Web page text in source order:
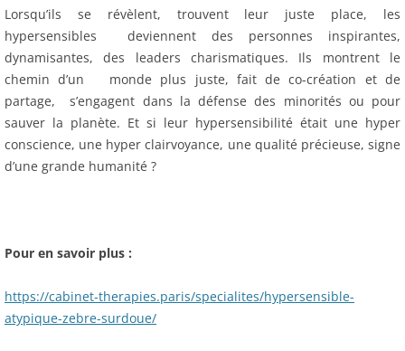
Lorsqu’ils se révèlent, trouvent leur juste place, les
hypersensibles deviennent des personnes inspirantes,
dynamisantes, des leaders charismatiques. Ils montrent le
chemin d’un monde plus juste, fait de co-création et de
partage, s’engagent dans la défense des minorités ou pour
sauver la planète. Et si leur hypersensibilité était une hyper
conscience, une hyper clairvoyance, une qualité précieuse, signe
d’une grande humanité ?
Pour en savoir plus :
https://cabinet-therapies.paris/specialites/hypersensible-
atypique-zebre-surdoue/